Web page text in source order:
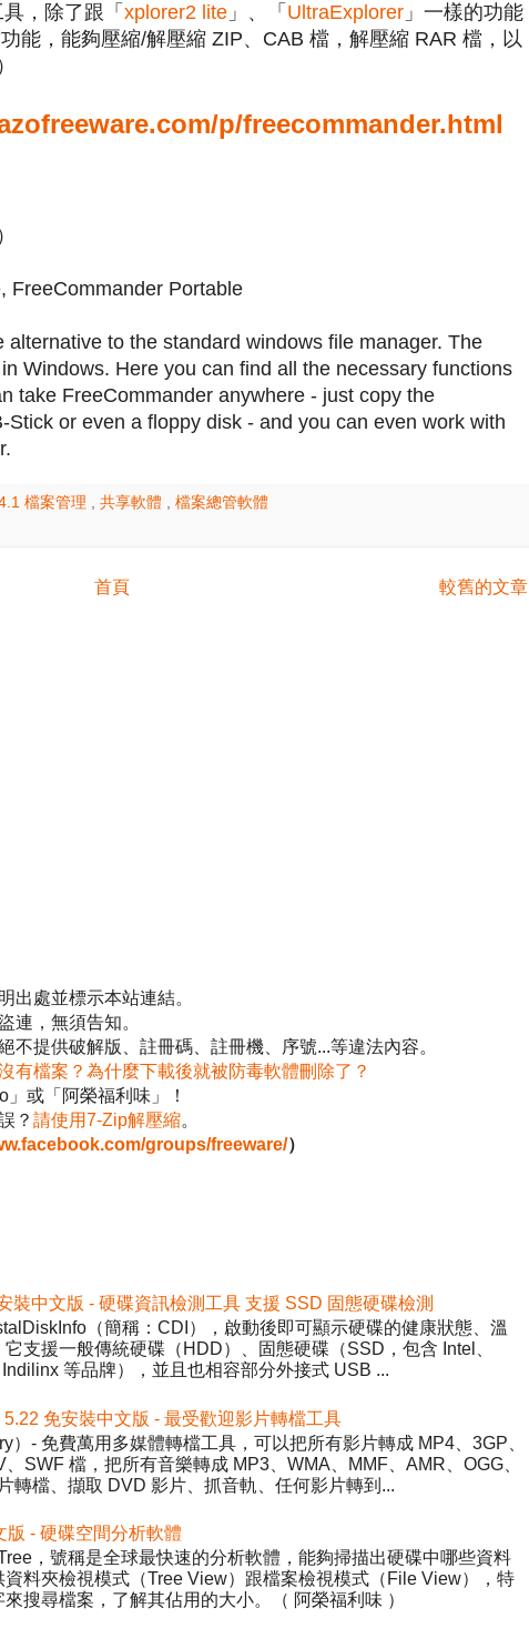
，除了跟「 xplorer2 lite 」、「 UltraExplorer 」一樣的功能
能，能夠壓縮/解壓縮 ZIP、CAB 檔，解壓縮 RAR 檔，以
）
p/freecommander.html
FreeCommander Portable
to the standard windows file manager. The
Windows. Here you can find all the necessary functions
take FreeCommander anywhere - just copy the
or even a floppy disk - and you can even work with
檔案管理 共享軟體 檔案總管軟體
較舊的文章
首頁
出處並標示本站連結。
連，無須告知。
不提供破解版、註冊碼、註冊機、序號...等違法內容。
有檔案？為什麼下載後就被防毒軟體刪除了？
」或「阿榮福利味」！
？ 請使用7-Zip解壓縮。
groups/freeware/）
裝中文版 - 硬碟資訊檢測工具 支援 SSD 固態硬碟檢測
（簡稱：CDI），啟動後即可顯示硬碟的健康狀態、溫
支援一般傳統硬碟（HDD）、固態硬碟（SSD，包含 Intel、
等品牌），並且也相容部分外接式 USB ...
免安裝中文版 - 最受歡迎影片轉檔工具
）- 免費萬用多媒體轉檔工具，可以把所有影片轉成 MP4、3GP、
SWF 檔，把所有音樂轉成 MP3、WMA、MMF、AMR、OGG、
轉檔、擷取 DVD 影片、抓音軌、任何影片轉到...
版 - 硬碟空間分析軟體
，號稱是全球最快速的分析軟體，能夠掃描出硬碟中哪些資料
料夾檢視模式（Tree View）跟檔案檢視模式（File View），特
搜尋檔案，了解其佔用的大小。（ 阿榮福利味 ）